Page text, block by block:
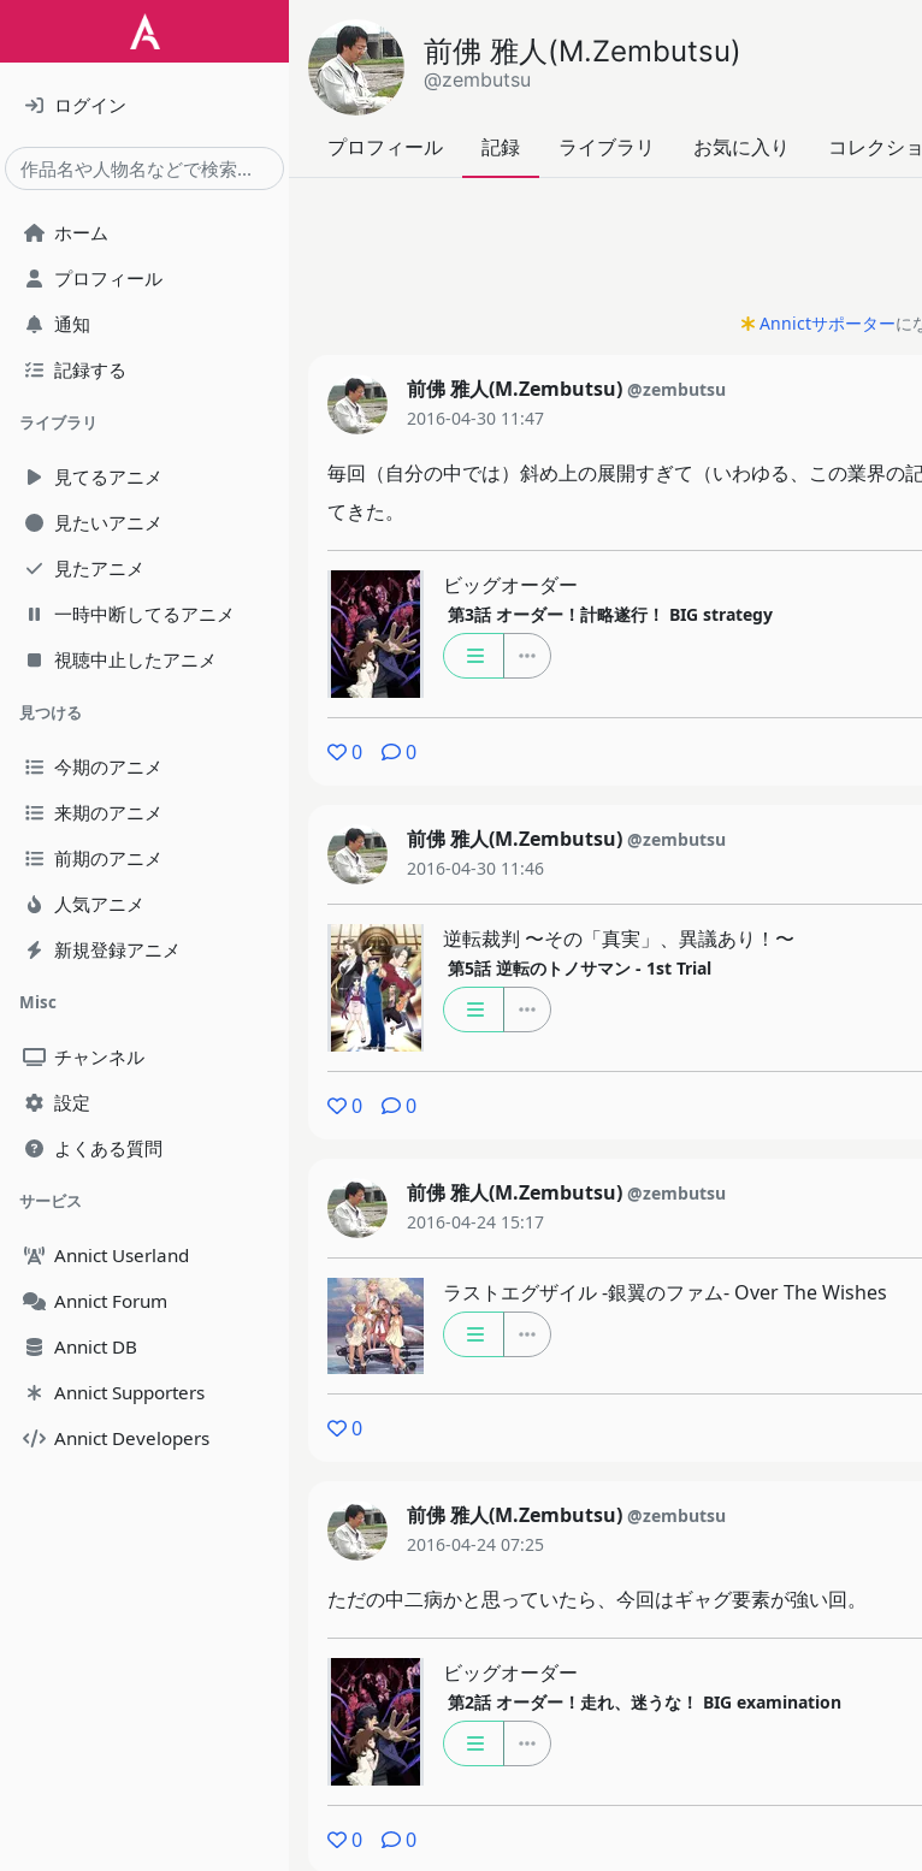
ログイン
ホーム
プロフィール
通知
記録する
ライブラリ
見てるアニメ
見たいアニメ
見たアニメ
一時中断してるアニメ
視聴中止したアニメ
見つける
今期のアニメ
来期のアニメ
前期のアニメ
人気アニメ
新規登録アニメ
Misc
チャンネル
設定
よくある質問
サービス
Annict Userland
Annict Forum
Annict DB
Annict Supporters
Annict Developers
前佛 雅人(M.Zembutsu)
@zembutsu
プロフィール 記録 ライブラリ お気に入り コレクシ
Annictサポーターに
前佛 雅人(M.Zembutsu) @zembutsu
2016-04-30 11:47
毎回（自分の中では）斜め上の展開すぎて（いわゆる、この業界の
てきた。
ビッグオーダー
第3話 オーダー！計略遂行！ BIG strategy
0 0
前佛 雅人(M.Zembutsu) @zembutsu
2016-04-30 11:46
逆転裁判 〜その「真実」、異議あり！〜
第5話 逆転のトノサマン - 1st Trial
0 0
前佛 雅人(M.Zembutsu) @zembutsu
2016-04-24 15:17
ラストエグザイル ‐銀翼のファム‐ Over The Wishes
0
前佛 雅人(M.Zembutsu) @zembutsu
2016-04-24 07:25
ただの中二病かと思っていたら、今回はギャグ要素が強い回。
ビッグオーダー
第2話 オーダー！走れ、迷うな！ BIG examination
0 0